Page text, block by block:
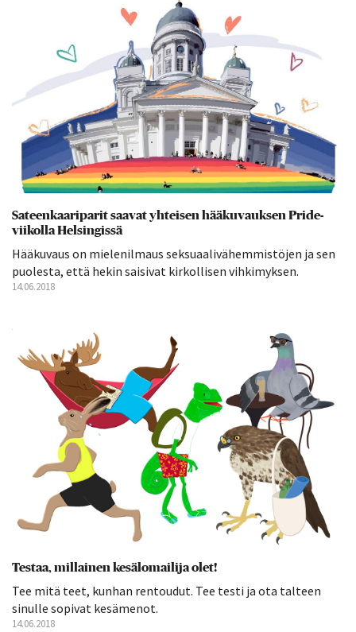
Sateenkaariparit saavat yhteisen hääkuvauksen Pride-
viikolla Helsingissä
Hääkuvaus on mielenilmaus seksuaalivähemmistöjen ja sen
puolesta, että hekin saisivat kirkollisen vihkimyksen.
14.06.2018
Testaa, millainen kesälomailija olet!
Tee mitä teet, kunhan rentoudut. Tee testi ja ota talteen
sinulle sopivat kesämenot.
14.06.2018